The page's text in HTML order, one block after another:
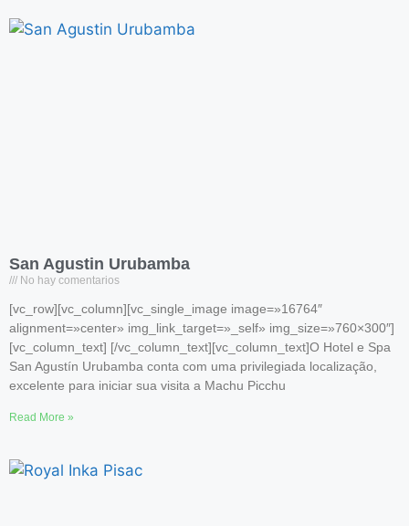
San Agustin Urubamba
No hay comentarios
[vc_row][vc_column][vc_single_image image=»16764″
alignment=»center» img_link_target=»_self» img_size=»760×300″]
[vc_column_text] [/vc_column_text][vc_column_text]O Hotel e Spa
San Agustín Urubamba conta com uma privilegiada localização,
excelente para iniciar sua visita a Machu Picchu
Read More »